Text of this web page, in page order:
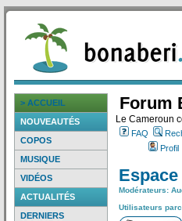
> ACCUEIL
NOUVEAUTÉS
COPOS
MUSIQUE
VIDÉOS
ACTUALITÉS
DERNIERS
Forum
Le Cameroun
FAQ
Profil
Modérateurs:
Utilisateurs